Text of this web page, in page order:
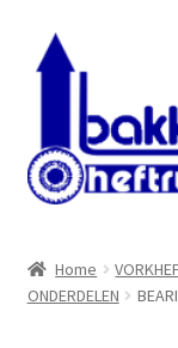
Ga
door
navigatie
Ga
naar
Shop
Home
ONDERDELEN